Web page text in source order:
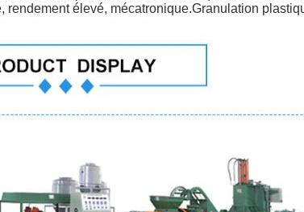
rendement élevé, mécatronique.Granulation